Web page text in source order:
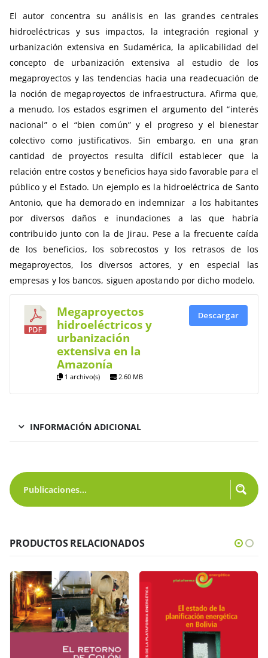
El autor concentra su análisis en las grandes centrales
hidroeléctricas y sus impactos, la integración regional y
urbanización extensiva en Sudamérica, la aplicabilidad del
concepto de urbanización extensiva al estudio de los
megaproyectos y las tendencias hacia una readecuación de
la noción de megaproyectos de infraestructura. Afirma que,
a menudo, los estados esgrimen el argumento del “interés
nacional” o el “bien común” y el progreso y el bienestar
colectivo como justificativos. Sin embargo, en una gran
cantidad de proyectos resulta difícil establecer que la
relación entre costos y beneficios haya sido favorable para el
público y el Estado. Un ejemplo es la hidroeléctrica de Santo
Antonio, que ha demorado en indemnizar a los habitantes
por diversos daños e inundaciones a las que habría
contribuido junto con la de Jirau. Pese a la frecuente caída
de los beneficios, los sobrecostos y los retrasos de los
megaproyectos, los diversos actores, y en especial las
empresas y los bancos, siguen apostando por dicho modelo.
Megaproyectos
hidroeléctricos y
urbanización
extensiva en la
Amazonía
1 archivo(s) 2.60 MB
Descargar
INFORMACIÓN ADICIONAL
PRODUCTOS RELACIONADOS